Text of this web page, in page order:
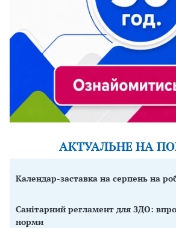
АКТУАЛЬНЕ НА
Календар-заставка на серпень на
Санітарний регламент для ЗДО:
норми